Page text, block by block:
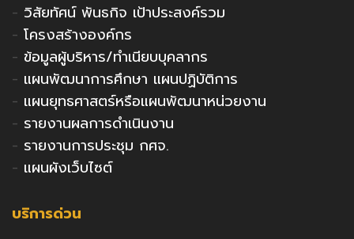
- วิสัยทัศน์ พันธกิจ เป้าประสงค์รวม
- โครงสร้างองค์กร
- ข้อมูลผู้บริหาร/ทำเนียบบุคลากร
- แผนพัฒนาการศึกษา แผนปฏิบัติการ
- แผนยุทธศาสตร์หรือแผนพัฒนาหน่วยงาน
- รายงานผลการดำเนินงาน
- รายงานการประชุม กศจ.
- แผนผังเว็บไซต์
บริการด่วน